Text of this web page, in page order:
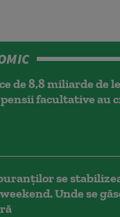
de 8,8 miliarde de
facultative au
se
Unde se